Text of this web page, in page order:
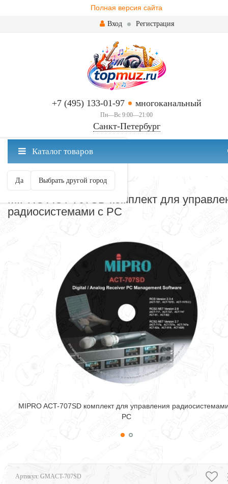
Полная версия сайта
Вход Регистрация
+7 (495) 133-01-97 многоканальный
Пн—Вс 9:00—21:00
Санкт-Петербург
Санкт-Петербург ваш город?
Да Выбрать другой город
Каталог товаров
СОФТ
MIPRO ACT-707SD комплект для
радиосистемами с PC
MIPRO ACT-707SD комплект для управления
PC
Артикул: GMACT-707SD